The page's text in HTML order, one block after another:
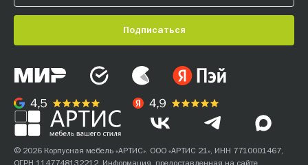
Подписаться
© 2026 Корпусная мебель «АРТИС». ООО «АРТИС 21», ИНН 7710001467,
ОГРН 1147748132212. Информация, предоставленная на сайте